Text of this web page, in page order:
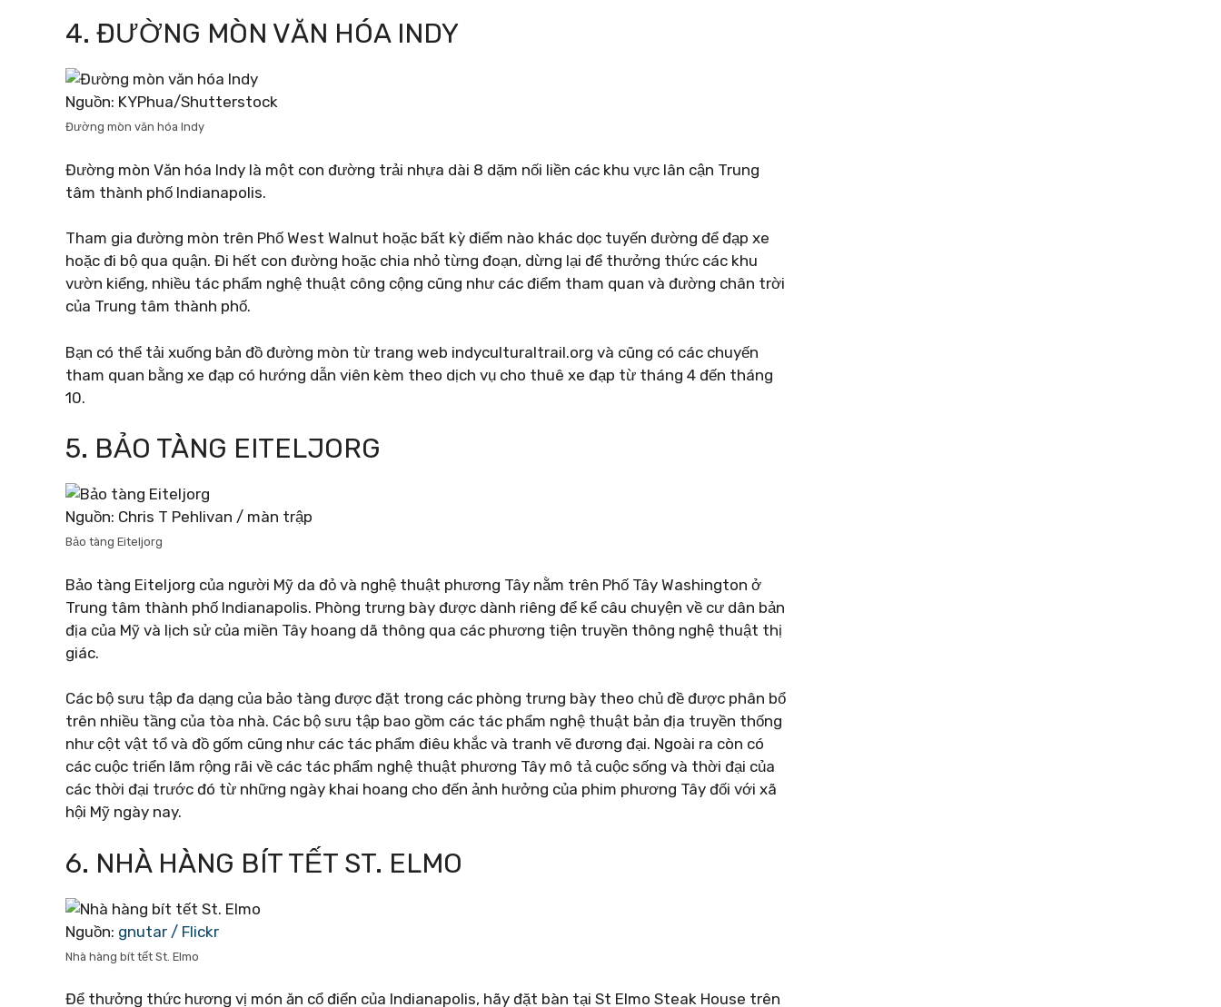
4. ĐƯỜNG MÒN VĂN HÓA INDY
Nguồn: KYPhua/Shutterstock
Đường mòn văn hóa Indy
Đường mòn Văn hóa Indy là một con đường trải nhựa dài 8 dặm nối liền các khu vực lân cận Trung
tâm thành phố Indianapolis.
Tham gia đường mòn trên Phố West Walnut hoặc bất kỳ điểm nào khác dọc tuyến đường để đạp xe
hoặc đi bộ qua quận. Đi hết con đường hoặc chia nhỏ từng đoạn, dừng lại để thưởng thức các khu
vườn kiểng, nhiều tác phẩm nghệ thuật công cộng cũng như các điểm tham quan và đường chân trời
của Trung tâm thành phố.
Bạn có thể tải xuống bản đồ đường mòn từ trang web indyculturaltrail.org và cũng có các chuyến
tham quan bằng xe đạp có hướng dẫn viên kèm theo dịch vụ cho thuê xe đạp từ tháng 4 đến tháng
10.
5. BẢO TÀNG EITELJORG
Nguồn: Chris T Pehlivan / màn trập
Bảo tàng Eiteljorg
Bảo tàng Eiteljorg của người Mỹ da đỏ và nghệ thuật phương Tây nằm trên Phố Tây Washington ở
Trung tâm thành phố Indianapolis. Phòng trưng bày được dành riêng để kể câu chuyện về cư dân bản
địa của Mỹ và lịch sử của miền Tây hoang dã thông qua các phương tiện truyền thông nghệ thuật thị
giác.
Các bộ sưu tập đa dạng của bảo tàng được đặt trong các phòng trưng bày theo chủ đề được phân bổ
trên nhiều tầng của tòa nhà. Các bộ sưu tập bao gồm các tác phẩm nghệ thuật bản địa truyền thống
như cột vật tổ và đồ gốm cũng như các tác phẩm điêu khắc và tranh vẽ đương đại. Ngoài ra còn có
các cuộc triển lãm rộng rãi về các tác phẩm nghệ thuật phương Tây mô tả cuộc sống và thời đại của
các thời đại trước đó từ những ngày khai hoang cho đến ảnh hưởng của phim phương Tây đối với xã
hội Mỹ ngày nay.
6. NHÀ HÀNG BÍT TẾT ST. ELMO
Nguồn: gnutar / Flickr
Nhà hàng bít tết St. Elmo
Để thưởng thức hương vị món ăn cổ điển của Indianapolis, hãy đặt bàn tại St Elmo Steak House trên